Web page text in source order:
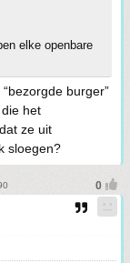
elke openbare
burger”
het
ze uit
sloegen?